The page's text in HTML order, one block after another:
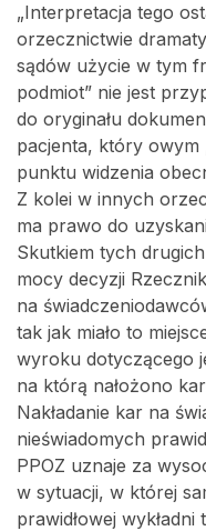
„Interpretacja tego
orzecznictwie
sądów użycie w tym
podmiot” nie jest
do oryginału
pacjenta, który owym
punktu widzenia
Z kolei w innych
ma prawo do
Skutkiem tych
mocy decyzji
na
tak jak miało to
wyroku dotyczącego
na którą nałożono
Nakładanie kar na
nieświadomych
PPOZ uznaje za
w sytuacji, w której
prawidłowej